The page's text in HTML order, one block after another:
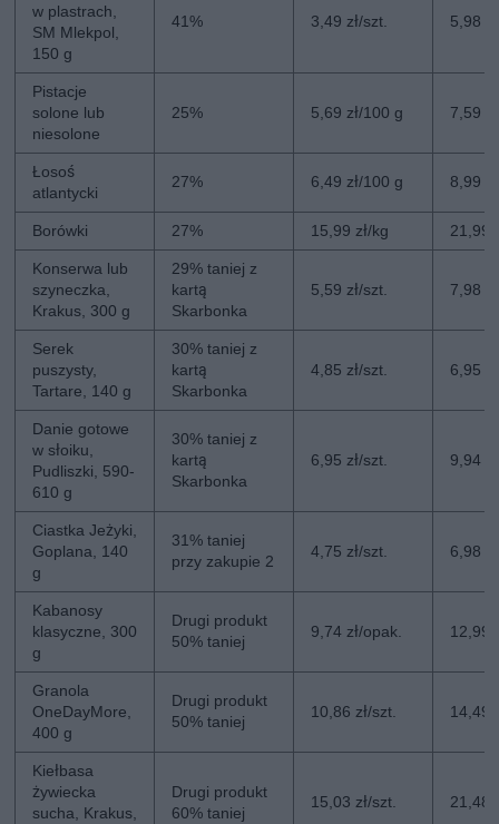
w plastrach,
SM Mlekpol,
150 g
41% 3,49 zł/szt. 5,98
Pistacje
solone lub
niesolone
25% 5,69 zł/100 g 7,59
Łosoś
atlantycki
27% 6,49 zł/100 g 8,99
Borówki 27% 15,99 zł/kg 21,99
Konserwa lub
szyneczka,
Krakus, 300 g
29% taniej z
kartą
Skarbonka
5,59 zł/szt. 7,98
Serek
puszysty,
Tartare, 140 g
30% taniej z
kartą
Skarbonka
4,85 zł/szt. 6,95
Danie gotowe
w słoiku,
Pudliszki, 590-
610 g
30% taniej z
kartą
Skarbonka
6,95 zł/szt. 9,94
Ciastka Jeżyki,
Goplana, 140
g
31% taniej
przy zakupie 2
4,75 zł/szt. 6,98
Kabanosy
klasyczne, 300
g
Drugi produkt
50% taniej
9,74 zł/opak. 12,99
Granola
OneDayMore,
400 g
Drugi produkt
50% taniej
10,86 zł/szt. 14,49
Kiełbasa
żywiecka
sucha, Krakus,
Drugi produkt
60% taniej
15,03 zł/szt. 21,48